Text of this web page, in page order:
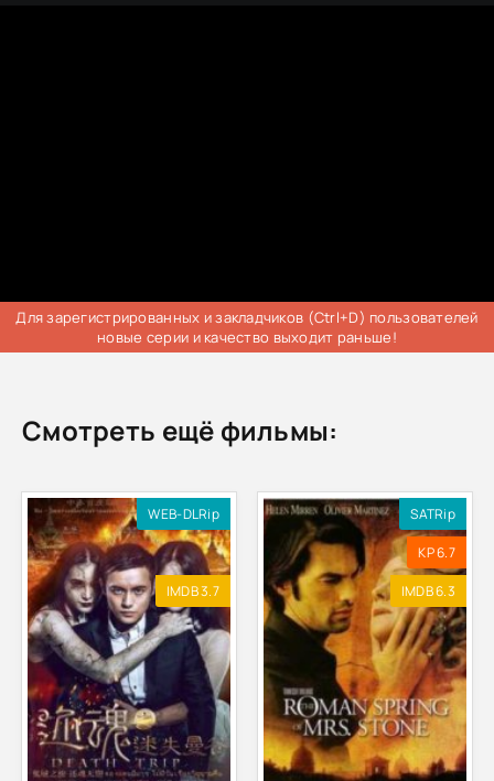
Для зарегистрированных и закладчиков (Ctrl+D) пользователей
новые серии и качество выходит раньше!
Смотреть ещё фильмы:
WEB-DLRip
IMDB 3.7
SATRip
KP 6.7
IMDB 6.3